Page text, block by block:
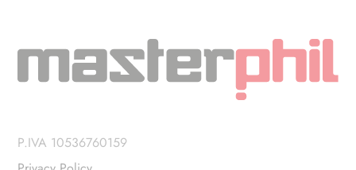
P.IVA 10536760159